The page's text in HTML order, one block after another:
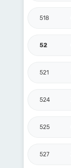
518
52
521
524
525
527